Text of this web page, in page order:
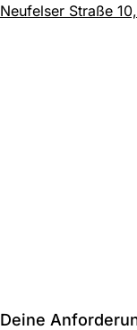
Neufelser Straße
Deine